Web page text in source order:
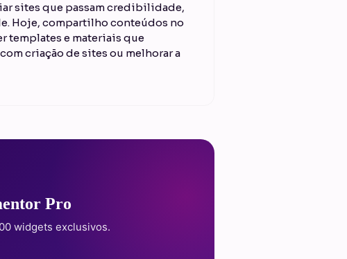
sites que passam credibilidade,
Hoje, compartilho conteúdos no
templates e materiais que
criação de sites ou melhorar a
Pro
widgets exclusivos.